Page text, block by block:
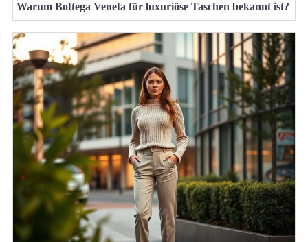
Warum Bottega Veneta für luxuriöse Taschen bekannt ist?